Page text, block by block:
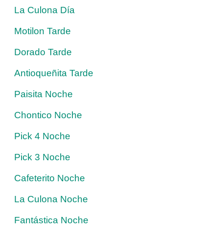
La Culona Día
Motilon Tarde
Dorado Tarde
Antioqueñita Tarde
Paisita Noche
Chontico Noche
Pick 4 Noche
Pick 3 Noche
Cafeterito Noche
La Culona Noche
Fantástica Noche